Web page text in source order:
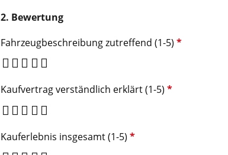
2. Bewertung
Fahrzeugbeschreibung zutreffend (1-5)*
Kaufvertrag verständlich erklärt (1-5)*
Kauferlebnis insgesamt (1-5)*